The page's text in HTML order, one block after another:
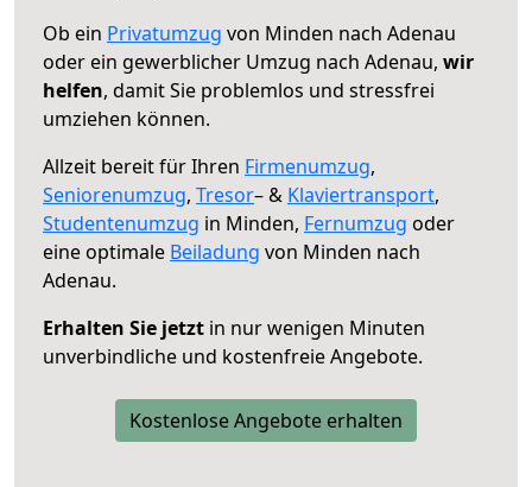
Ob ein Privatumzug von Minden nach Adenau
oder ein gewerblicher Umzug nach Adenau, wir
helfen, damit Sie problemlos und stressfrei
umziehen können.
Allzeit bereit für Ihren Firmenumzug,
Seniorenumzug, Tresor– & Klaviertransport,
Studentenumzug in Minden, Fernumzug oder
eine optimale Beiladung von Minden nach
Adenau.
Erhalten Sie jetzt in nur wenigen Minuten
unverbindliche und kostenfreie Angebote.
Kostenlose Angebote erhalten